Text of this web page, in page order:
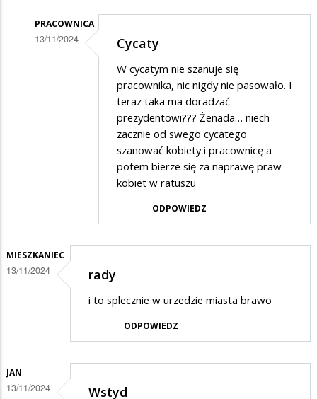
PRACOWNICA
13/11/2024 Cycaty
W cycatym nie szanuje się
pracownika, nic nigdy nie pasowało. I
teraz taka ma doradzać
prezydentowi??? Żenada… niech
zacznie od swego cycatego
szanować kobiety i pracownicę a
potem bierze się za naprawę praw
kobiet w ratuszu
ODPOWIEDZ
MIESZKANIEC
13/11/2024 rady
i to splecznie w urzedzie miasta brawo
ODPOWIEDZ
JAN
13/11/2024 Wstyd